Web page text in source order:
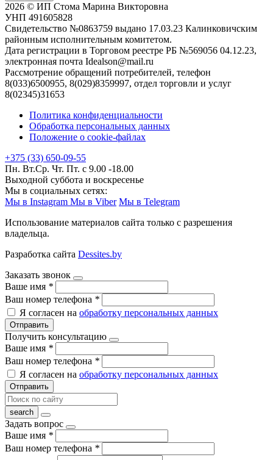
2026 © ИП Стома Марина Викторовна
УНП 491605828
Свидетельство №0863759 выдано 17.03.23 Калинковичским
районным исполнительным комитетом.
Дата регистрации в Торговом реестре РБ №569056 04.12.23,
электронная почта Idealson@mail.ru
Рассмотрение обращений потребителей, телефон
8(033)6500955, 8(029)8359997, отдел торговли и услуг
8(02345)31653
Политика конфиденциальности
Обработка персональных данных
Положение о cookie-файлах
+375 (33) 650-09-55
Пн. Вт.Ср. Чт. Пт. с 9.00 -18.00
Выходной суббота и воскресенье
Мы в социальных сетях:
Мы в Instagram Мы в Viber Мы в Telegram
Использование материалов сайта только с разрешения
владельца.
Разработка сайта Dessites.by
Заказать звонок
Ваше имя *
Ваш номер телефона *
Я согласен на обработку персональных данных
Отправить
Получить консультацию
Ваше имя *
Ваш номер телефона *
Я согласен на обработку персональных данных
Отправить
Задать вопрос
Ваше имя *
Ваш номер телефона *